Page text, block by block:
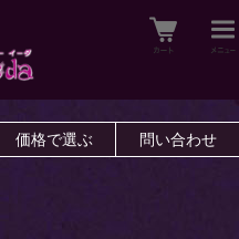
価格で選ぶ 問い合わせ